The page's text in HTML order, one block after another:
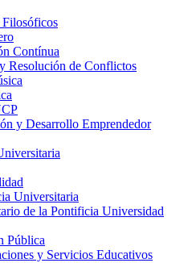
Filosóficos
Contínua
Resolución de Conflictos
y Desarrollo Emprendedor
Universitaria
de la Pontificia Universidad
Pública
y Servicios Educativos